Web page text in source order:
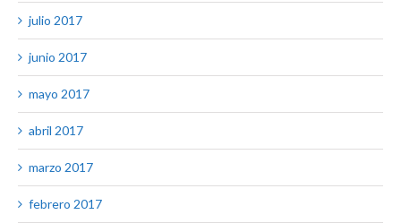
julio 2017
junio 2017
mayo 2017
abril 2017
marzo 2017
febrero 2017